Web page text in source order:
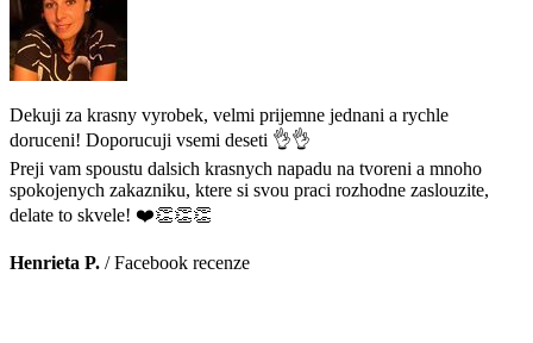
Dekuji za krasny vyrobek, velmi prijemne jednani a rychle
doruceni! Doporucuji vsemi deseti 👌👌
Preji vam spoustu dalsich krasnych napadu na tvoreni a mnoho
spokojenych zakazniku, ktere si svou praci rozhodne zaslouzite,
delate to skvele! ❤️👏👏👏
Henrieta P. /Facebook recenze